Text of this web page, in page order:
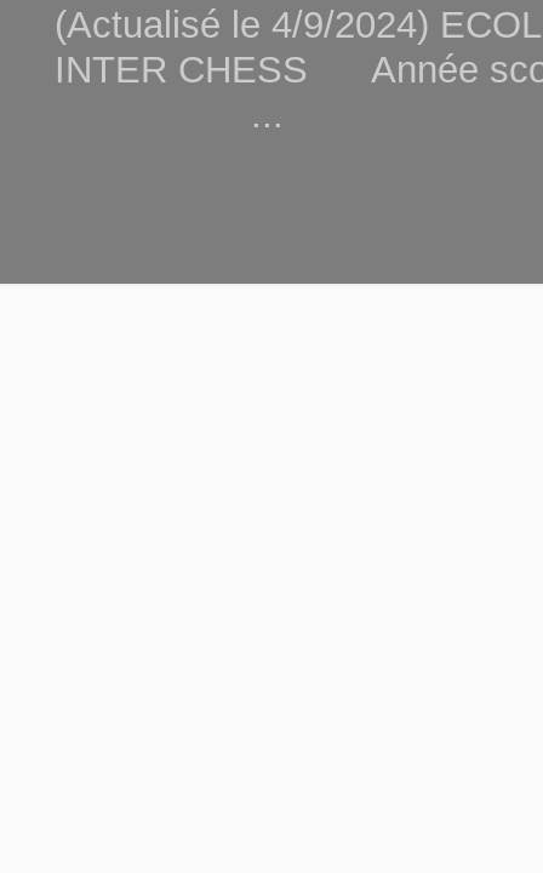
(Actualisé le 4/9/2024)
INTER CHESS Année
...